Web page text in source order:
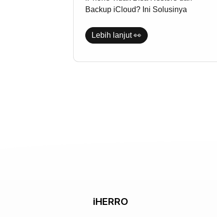
Backup iCloud? Ini Solusinya
Lebih lanjut 👀
iHERRO